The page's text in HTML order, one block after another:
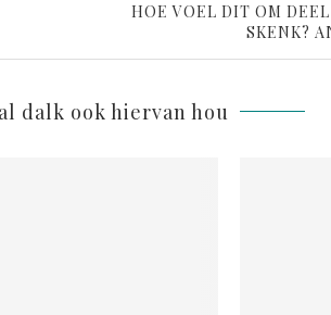
HOE VOEL DIT OM
SKENK?
dalk ook hiervan hou